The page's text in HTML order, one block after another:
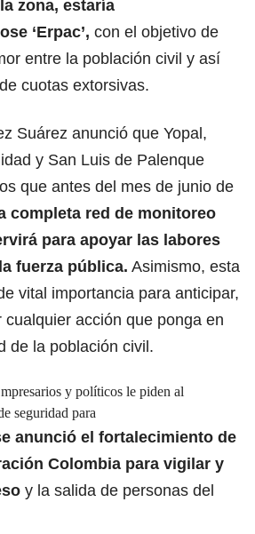
zona, estaría
‘Erpac’, con el objetivo de
entre la población civil y así
cuotas extorsivas.
Suárez anunció que Yopal,
y San Luis de Palenque
que antes del mes de junio de
completa red de monitoreo
para apoyar las labores
fuerza pública. Asimismo, esta
vital importancia para anticipar,
acción que ponga en
de la población civil.
y políticos le piden al
seguridad para
anunció el fortalecimiento de
Colombia para vigilar y
y la salida de personas del